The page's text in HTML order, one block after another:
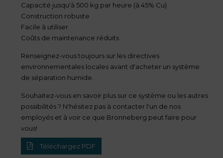
Capacité jusqu'à 500 kg par heure (à 45% Cu)
Construction robuste
Facile à utiliser
Coûts de maintenance réduits
Renseignez-vous toujours sur les directives
environnementales locales avant d'acheter un système
de séparation humide.
Souhaitez-vous en savoir plus sur ce système ou les autres
possibilités ? N'hésitez pas à contacter l'un de nos
employés et à voir ce que Bronneberg peut faire pour
vous!
Téléchargez PDF